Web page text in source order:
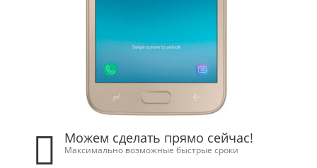
Можем сделать прямо сейчас!
Максимально возможные быстрые сроки